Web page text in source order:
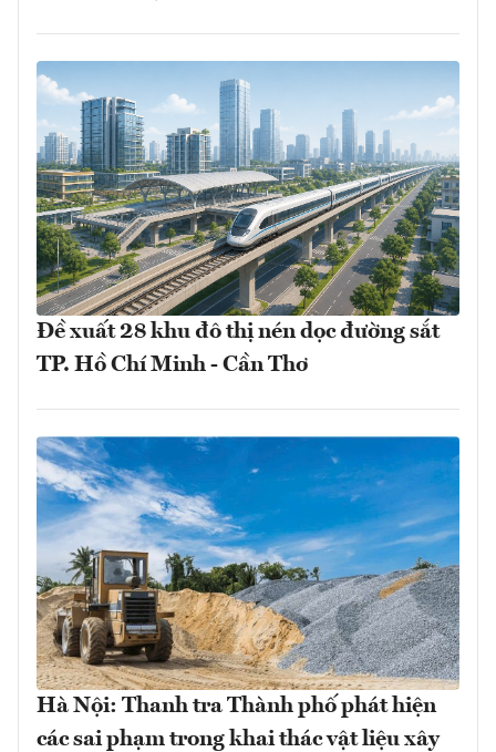
Đề xuất 28 khu đô thị nén dọc đường sắt
TP. Hồ Chí Minh - Cần Thơ
Hà Nội: Thanh tra Thành phố phát hiện
các sai phạm trong khai thác vật liệu xây